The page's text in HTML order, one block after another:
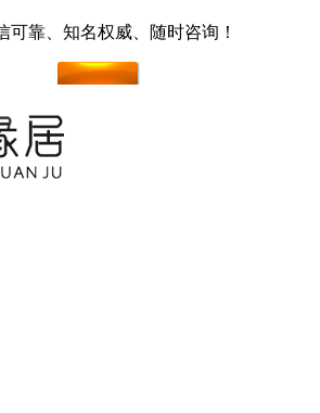
可靠、知名权威、随时咨询！